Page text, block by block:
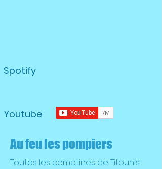
Spotify
Youtube
Au feu les pompiers
Toutes les comptines de Titounis